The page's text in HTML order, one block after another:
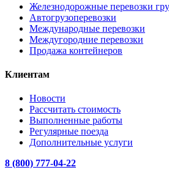
Железнодорожные перевозки
Автогрузоперевозки
Международные перевозки
Междугородние перевозки
Продажа контейнеров
Клиентам
Новости
Рассчитать стоимость
Выполненные работы
Регулярные поезда
Дополнительные услуги
8 (800) 777-04-22